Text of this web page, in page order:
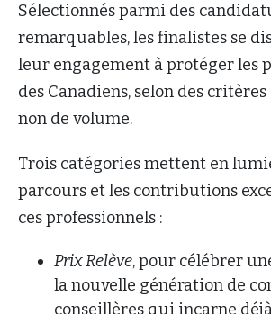
Sélectionnés parmi des
remarquables, les finalistes se
leur engagement à protéger les
des Canadiens, selon des critères
non de volume.
Trois catégories mettent en
parcours et les contributions
ces professionnels :
Prix Relève, pour célébrer
la nouvelle génération de
conseillères qui incarne